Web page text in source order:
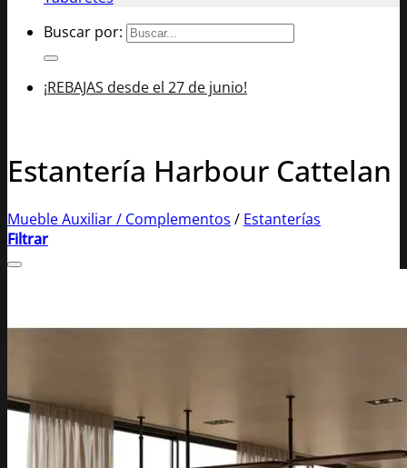
Buscar por:
¡REBAJAS desde el 27 de junio!
Estantería Harbour Cattelan
Mueble Auxiliar / Complementos / Estanterías
Filtrar